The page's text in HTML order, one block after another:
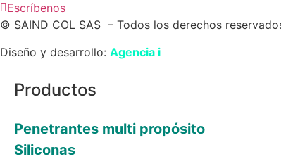
Escríbenos
© SAIND COL SAS – Todos los derechos
Diseño y desarrollo: Agencia i
Productos
Penetrantes multi propósito
Siliconas